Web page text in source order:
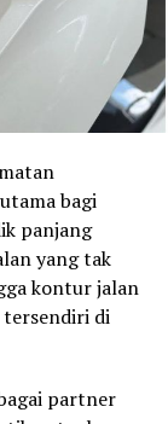
bagi
panjang
yang tak
kontur jalan
tersendiri di
partner